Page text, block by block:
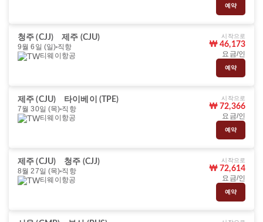
예약
청주 (CJJ)
제주 (CJU)
9월 6일 (일) 직항
티웨이항공
시작으로
₩ 46,173
요금/인
예약
제주 (CJU)
타이베이 (TPE)
7월 30일 (목) 직항
티웨이항공
시작으로
₩ 72,366
요금/인
예약
제주 (CJU)
청주 (CJJ)
8월 27일 (목) 직항
티웨이항공
시작으로
₩ 72,614
요금/인
예약